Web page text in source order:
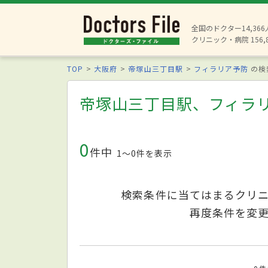
全国のドクター14,366
クリニック・病院
TOP 大阪府 帝塚山三丁目駅 フィラリア予防 の
帝塚山三丁目駅、フィラ
0件中 1〜0件を表示
検索条件に当てはまるクリ
再度条件を変